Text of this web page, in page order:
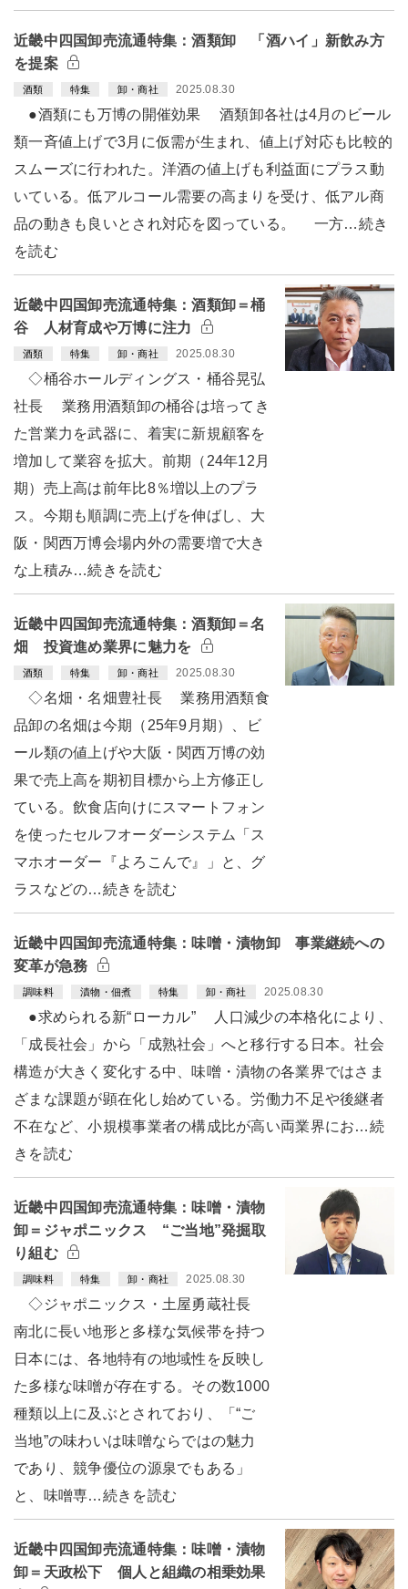
近畿中四国卸売流通特集：酒類卸 「酒ハイ」新飲み方
を提案
酒類 特集 卸・商社 2025.08.30
●酒類にも万博の開催効果 酒類卸各社は4月のビール
類一斉値上げで3月に仮需が生まれ、値上げ対応も比較的
スムーズに行われた。洋酒の値上げも利益面にプラス動
いている。低アルコール需要の高まりを受け、低アル商
品の動きも良いとされ対応を図っている。 一方…続き
を読む
近畿中四国卸売流通特集：酒類卸＝桶
谷 人材育成や万博に注力
酒類 特集 卸・商社 2025.08.30
◇桶谷ホールディングス・桶谷晃弘
社長 業務用酒類卸の桶谷は培ってき
た営業力を武器に、着実に新規顧客を
増加して業容を拡大。前期（24年12月
期）売上高は前年比8％増以上のプラ
ス。今期も順調に売上げを伸ばし、大
阪・関西万博会場内外の需要増で大き
な上積み…続きを読む
近畿中四国卸売流通特集：酒類卸＝名
畑 投資進め業界に魅力を
酒類 特集 卸・商社 2025.08.30
◇名畑・名畑豊社長 業務用酒類食
品卸の名畑は今期（25年9月期）、ビ
ール類の値上げや大阪・関西万博の効
果で売上高を期初目標から上方修正し
ている。飲食店向けにスマートフォン
を使ったセルフオーダーシステム「ス
マホオーダー『よろこんで』」と、グ
ラスなどの…続きを読む
近畿中四国卸売流通特集：味噌・漬物卸 事業継続への
変革が急務
調味料 漬物・佃煮 特集 卸・商社 2025.08.30
●求められる新“ローカル” 人口減少の本格化により、
「成長社会」から「成熟社会」へと移行する日本。社会
構造が大きく変化する中、味噌・漬物の各業界ではさま
ざまな課題が顕在化し始めている。労働力不足や後継者
不在など、小規模事業者の構成比が高い両業界にお…続
きを読む
近畿中四国卸売流通特集：味噌・漬物
卸＝ジャポニックス “ご当地”発掘取
り組む
調味料 特集 卸・商社 2025.08.30
◇ジャポニックス・土屋勇蔵社長
南北に長い地形と多様な気候帯を持つ
日本には、各地特有の地域性を反映し
た多様な味噌が存在する。その数1000
種類以上に及ぶとされており、「“ご
当地”の味わいは味噌ならではの魅力
であり、競争優位の源泉でもある」
と、味噌専…続きを読む
近畿中四国卸売流通特集：味噌・漬物
卸＝天政松下 個人と組織の相乗効果